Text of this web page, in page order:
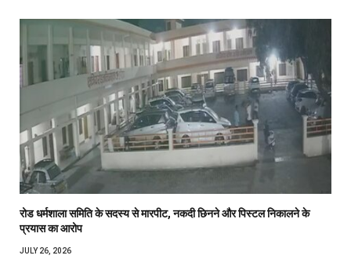
रोड धर्मशाला समिति के सदस्य से मारपीट, नकदी छिनने और पिस्टल निकालने के
प्रयास का आरोप
JULY 26, 2026